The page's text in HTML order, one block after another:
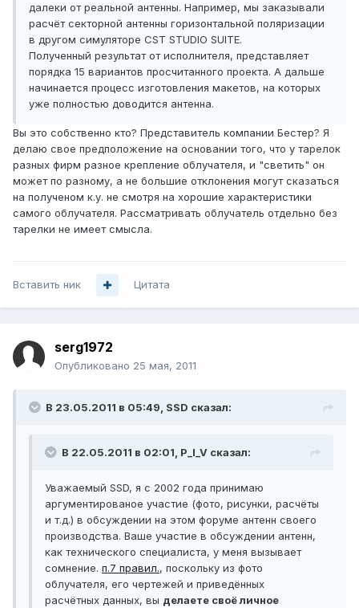
далеки от реальной антенны. Например, мы заказывали
расчёт секторной антенны горизонтальной поляризации
в другом симуляторе CST STUDIO SUITE.
Полученный результат от исполнителя, представляет
порядка 15 вариантов просчитанного проекта. А дальше
начинается процесс изготовления макетов, на которых
уже полностью доводится антенна.
Вы это собственно кто? Представитель компании Бестер? Я
делаю свое предположение на основании того, что у тарелок
разных фирм разное крепление облучателя, и "светить" он
может по разному, а не большие отклонения могут сказаться
на полученом к.у. не смотря на хорошие характеристики
самого облучателя. Рассматривать облучатель отдельно без
тарелки не имеет смысла.
Вставить ник Цитата
serg1972
Опубликовано 25 мая, 2011
В 23.05.2011 в 05:49, SSD сказал:
В 22.05.2011 в 02:01, P_I_V сказал:
Уважаемый SSD, я с 2002 года принимаю
аргументированое участие (фото, рисунки, расчёты
и т.д.) в обсуждении на этом форуме антенн своего
производства. Ваше участие в обсуждении антенн,
как технического специалиста, у меня вызывает
сомнение. п.7 правил., поскольку из фото
облучателя, его чертежей и приведённых
расчётных данных, вы делаете своё личное